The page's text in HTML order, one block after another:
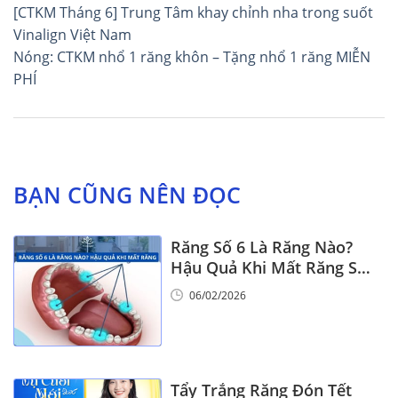
Điều
hướng
bài
viết
[CTKM Tháng 6] Trung Tâm khay chỉnh nha trong suốt
Vinalign Việt Nam
Nóng: CTKM nhổ 1 răng khôn – Tặng nhổ 1 răng MIỄN
PHÍ
BẠN CŨNG NÊN ĐỌC
Răng Số 6 Là Răng Nào?
Hậu Quả Khi Mất Răng Số
6
06/02/2026
Tẩy Trắng Răng Đón Tết